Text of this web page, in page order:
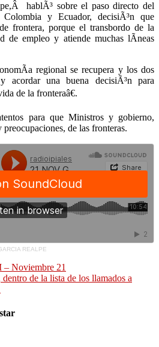
hablÃ³ sobre el paso directo del
y Ecuador, decisiÃ³n que
frontera, porque el transbordo de la
de empleo y atiende muchas lÃ­neas
regional se recupera y los dos
acordar una buena decisiÃ³n para
de la fronteraâ€.
para que Ministros y gobierno,
de las fronteras.
REALPE
Noviembre 21
de la lista de los llamados a